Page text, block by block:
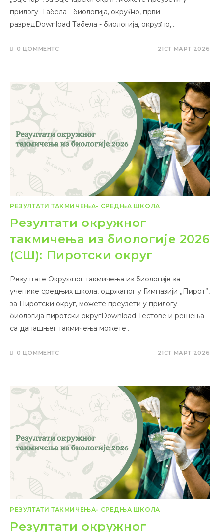
прилогу: Табела - биологија, окруз̌но, први
разредDownload Табела - биологија, окруз̌но,…
0 ЦОММЕНТС 21СТ МАРТ 2026
РЕЗУЛТАТИ ТАКМИЧЕЊА- СРЕДЊА ШКОЛА
Резултати окружног
такмичења из биологије 2026
(СШ): Пиротски округ
Резултате Окружног такмичења из биологије за
ученике средњих школа, одржаног у Гимназији „Пирот”,
за Пиротски округ, можете преузети у прилогу:
биологија пиротски округDownload Тестове и решења
са данашњег такмичења можете…
0 ЦОММЕНТС 21СТ МАРТ 2026
РЕЗУЛТАТИ ТАКМИЧЕЊА- СРЕДЊА ШКОЛА
Резултати окружног